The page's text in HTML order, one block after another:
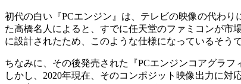
初代の白い『PCエンジン』は、テレビの映像の代わ
た高橋名人によると、すでに任天堂のファミコンが市
に設計されたため、このような仕様になっているそうで
ちなみに、その後発売された『PCエンジンコアグラ
しかし、2020年現在、そのコンポジット映像出力に